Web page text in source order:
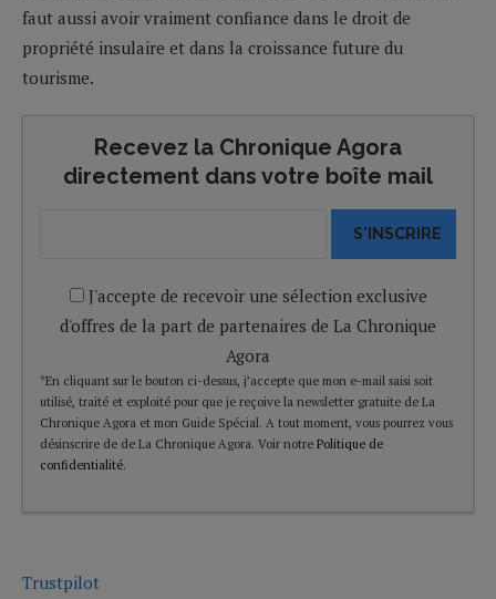
faut aussi avoir vraiment confiance dans le droit de
propriété insulaire et dans la croissance future du
tourisme.
Recevez la Chronique Agora
directement dans votre boîte mail
S'INSCRIRE
J'accepte de recevoir une sélection exclusive
d'offres de la part de partenaires de La Chronique
Agora
*En cliquant sur le bouton ci-dessus, j’accepte que mon e-mail saisi soit
utilisé, traité et exploité pour que je reçoive la newsletter gratuite de La
Chronique Agora et mon Guide Spécial. A tout moment, vous pourrez vous
désinscrire de de La Chronique Agora. Voir notre Politique de
confidentialité.
Trustpilot